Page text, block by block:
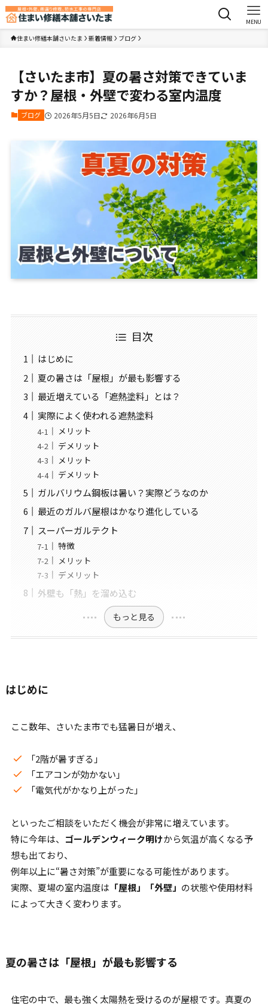
MENU
住まい修繕本舗さいたま 新着情報 ブログ
【さいたま市】夏の暑さ対策できていま
すか？屋根・外壁で変わる室内温度
ブログ 2026年5月5日 2026年6月5日
目次
はじめに
夏の暑さは「屋根」が最も影響する
最近増えている「遮熱塗料」とは？
実際によく使われる遮熱塗料
メリット
デメリット
メリット
デメリット
ガルバリウム鋼板は暑い？実際どうなのか
最近のガルバ屋根はかなり進化している
スーパーガルテクト
特徴
メリット
デメリット
外壁も「熱」を溜め込む
もっと見る
はじめに
ここ数年、さいたま市でも猛暑日が増え、
「2階が暑すぎる」
「エアコンが効かない」
「電気代がかなり上がった」
といったご相談をいただく機会が非常に増えています。
特に今年は、 ゴールデンウィーク明けから気温が高くなる予
想も出ており、
例年以上に“暑さ対策”が重要になる可能性があります。
実際、夏場の室内温度は 「屋根」「外壁」 の状態や使用材料
によって大きく変わります。
夏の暑さは「屋根」が最も影響する
住宅の中で、最も強く太陽熱を受けるのが屋根です。真夏の